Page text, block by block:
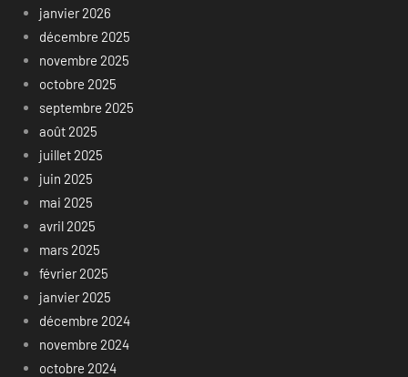
janvier 2026
décembre 2025
novembre 2025
octobre 2025
septembre 2025
août 2025
juillet 2025
juin 2025
mai 2025
avril 2025
mars 2025
février 2025
janvier 2025
décembre 2024
novembre 2024
octobre 2024